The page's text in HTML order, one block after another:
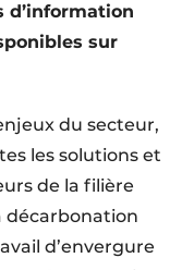
d’information
sur
du secteur,
les solutions et
de la filière
décarbonation
d’envergure